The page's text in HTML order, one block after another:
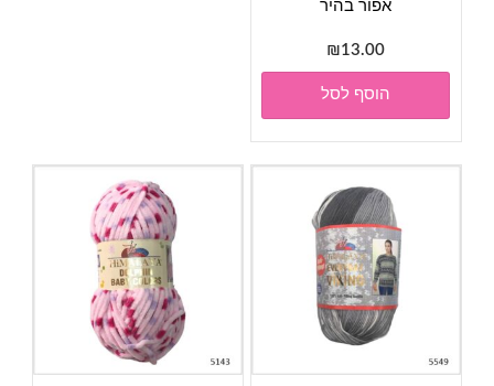
אפור בהיר
₪13.00
הוסף לסל